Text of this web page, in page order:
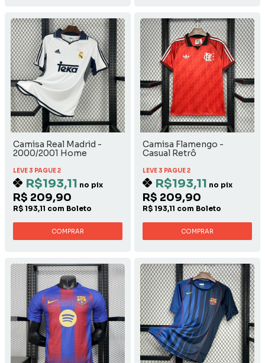
Camisa Real Madrid -
2000/2001 Home
LEVE 3 PAGUE 2
R$193,11 no pix
R$ 209,90
R$ 193,11 com Boleto
COMPRAR
Camisa Flamengo -
Casual Retrô
LEVE 3 PAGUE 2
R$193,11 no pix
R$ 209,90
R$ 193,11 com Boleto
COMPRAR